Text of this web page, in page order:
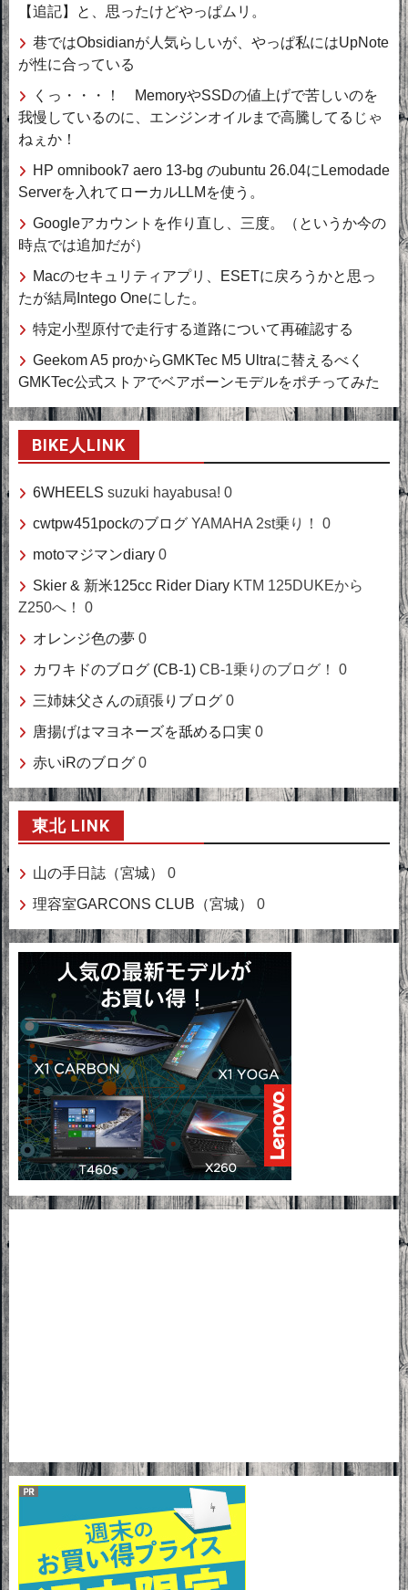
【追記】と、思ったけどやっぱムリ。
巷ではObsidianが人気らしいが、やっぱ私にはUpNote
が性に合っている
くっ・・・！ MemoryやSSDの値上げで苦しいのを
我慢しているのに、エンジンオイルまで高騰してるじゃ
ねぇか！
HP omnibook7 aero 13-bg のubuntu 26.04にLemodade
Serverを入れてローカルLLMを使う。
Googleアカウントを作り直し、三度。（というか今の
時点では追加だが）
Macのセキュリティアプリ、ESETに戻ろうかと思っ
たが結局Intego Oneにした。
特定小型原付で走行する道路について再確認する
Geekom A5 proからGMKTec M5 Ultraに替えるべく
GMKTec公式ストアでベアボーンモデルをポチってみた
BIKE人LINK
6WHEELS suzuki hayabusa! 0
cwtpw451pockのブログ YAMAHA 2st乗り！ 0
motoマジマンdiary 0
Skier & 新米125cc Rider Diary KTM 125DUKEから
Z250へ！ 0
オレンジ色の夢 0
カワキドのブログ (CB-1) CB-1乗りのブログ！ 0
三姉妹父さんの頑張りブログ 0
唐揚げはマヨネーズを舐める口実 0
赤いiRのブログ 0
東北 LINK
山の手日誌（宮城）
0
理容室GARCONS CLUB（宮城）
0